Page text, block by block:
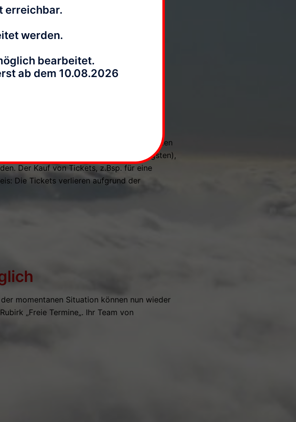
Passagierfahrten stattfinden. Bitte
Ballonfahrten Kampmann
aktuell leider noch keine Passagierfahrten
(wir hoffen spätestens nach Pfingsten),
Der Kauf von Tickets, z.Bsp. für eine
Die Tickets verlieren aufgrund der
momentanen Situation können nun wieder
„Freie Termine„. Ihr Team von
erreichbar.
werden.
bearbeitet.
ab dem 10.08.2026